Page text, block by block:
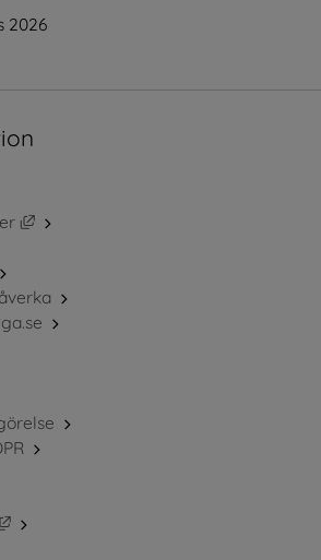
2026
annan webbplats, öppnas i nytt fönster.
Länk till annan webbplats, öppnas i
annan webbplats, öppnas i nytt fönster.
webbplats, öppnas i nytt fönster.
Länk till annan webbplats, öppnas i nytt